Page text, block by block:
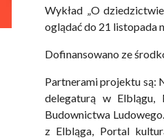
Wykład „O
oglądać do 21 listopada
Dofinansowano ze
Partnerami projektu są:
delegaturą w Elblągu,
Budownictwa
z Elbląga, Portal